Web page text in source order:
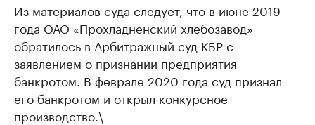
Из материалов суда следует, что в июне 2019
года ОАО «Прохладненский хлебозавод»
обратилось в Арбитражный суд КБР с
заявлением о признании предприятия
банкротом. В феврале 2020 года суд признал
его банкротом и открыл конкурсное
производство.\